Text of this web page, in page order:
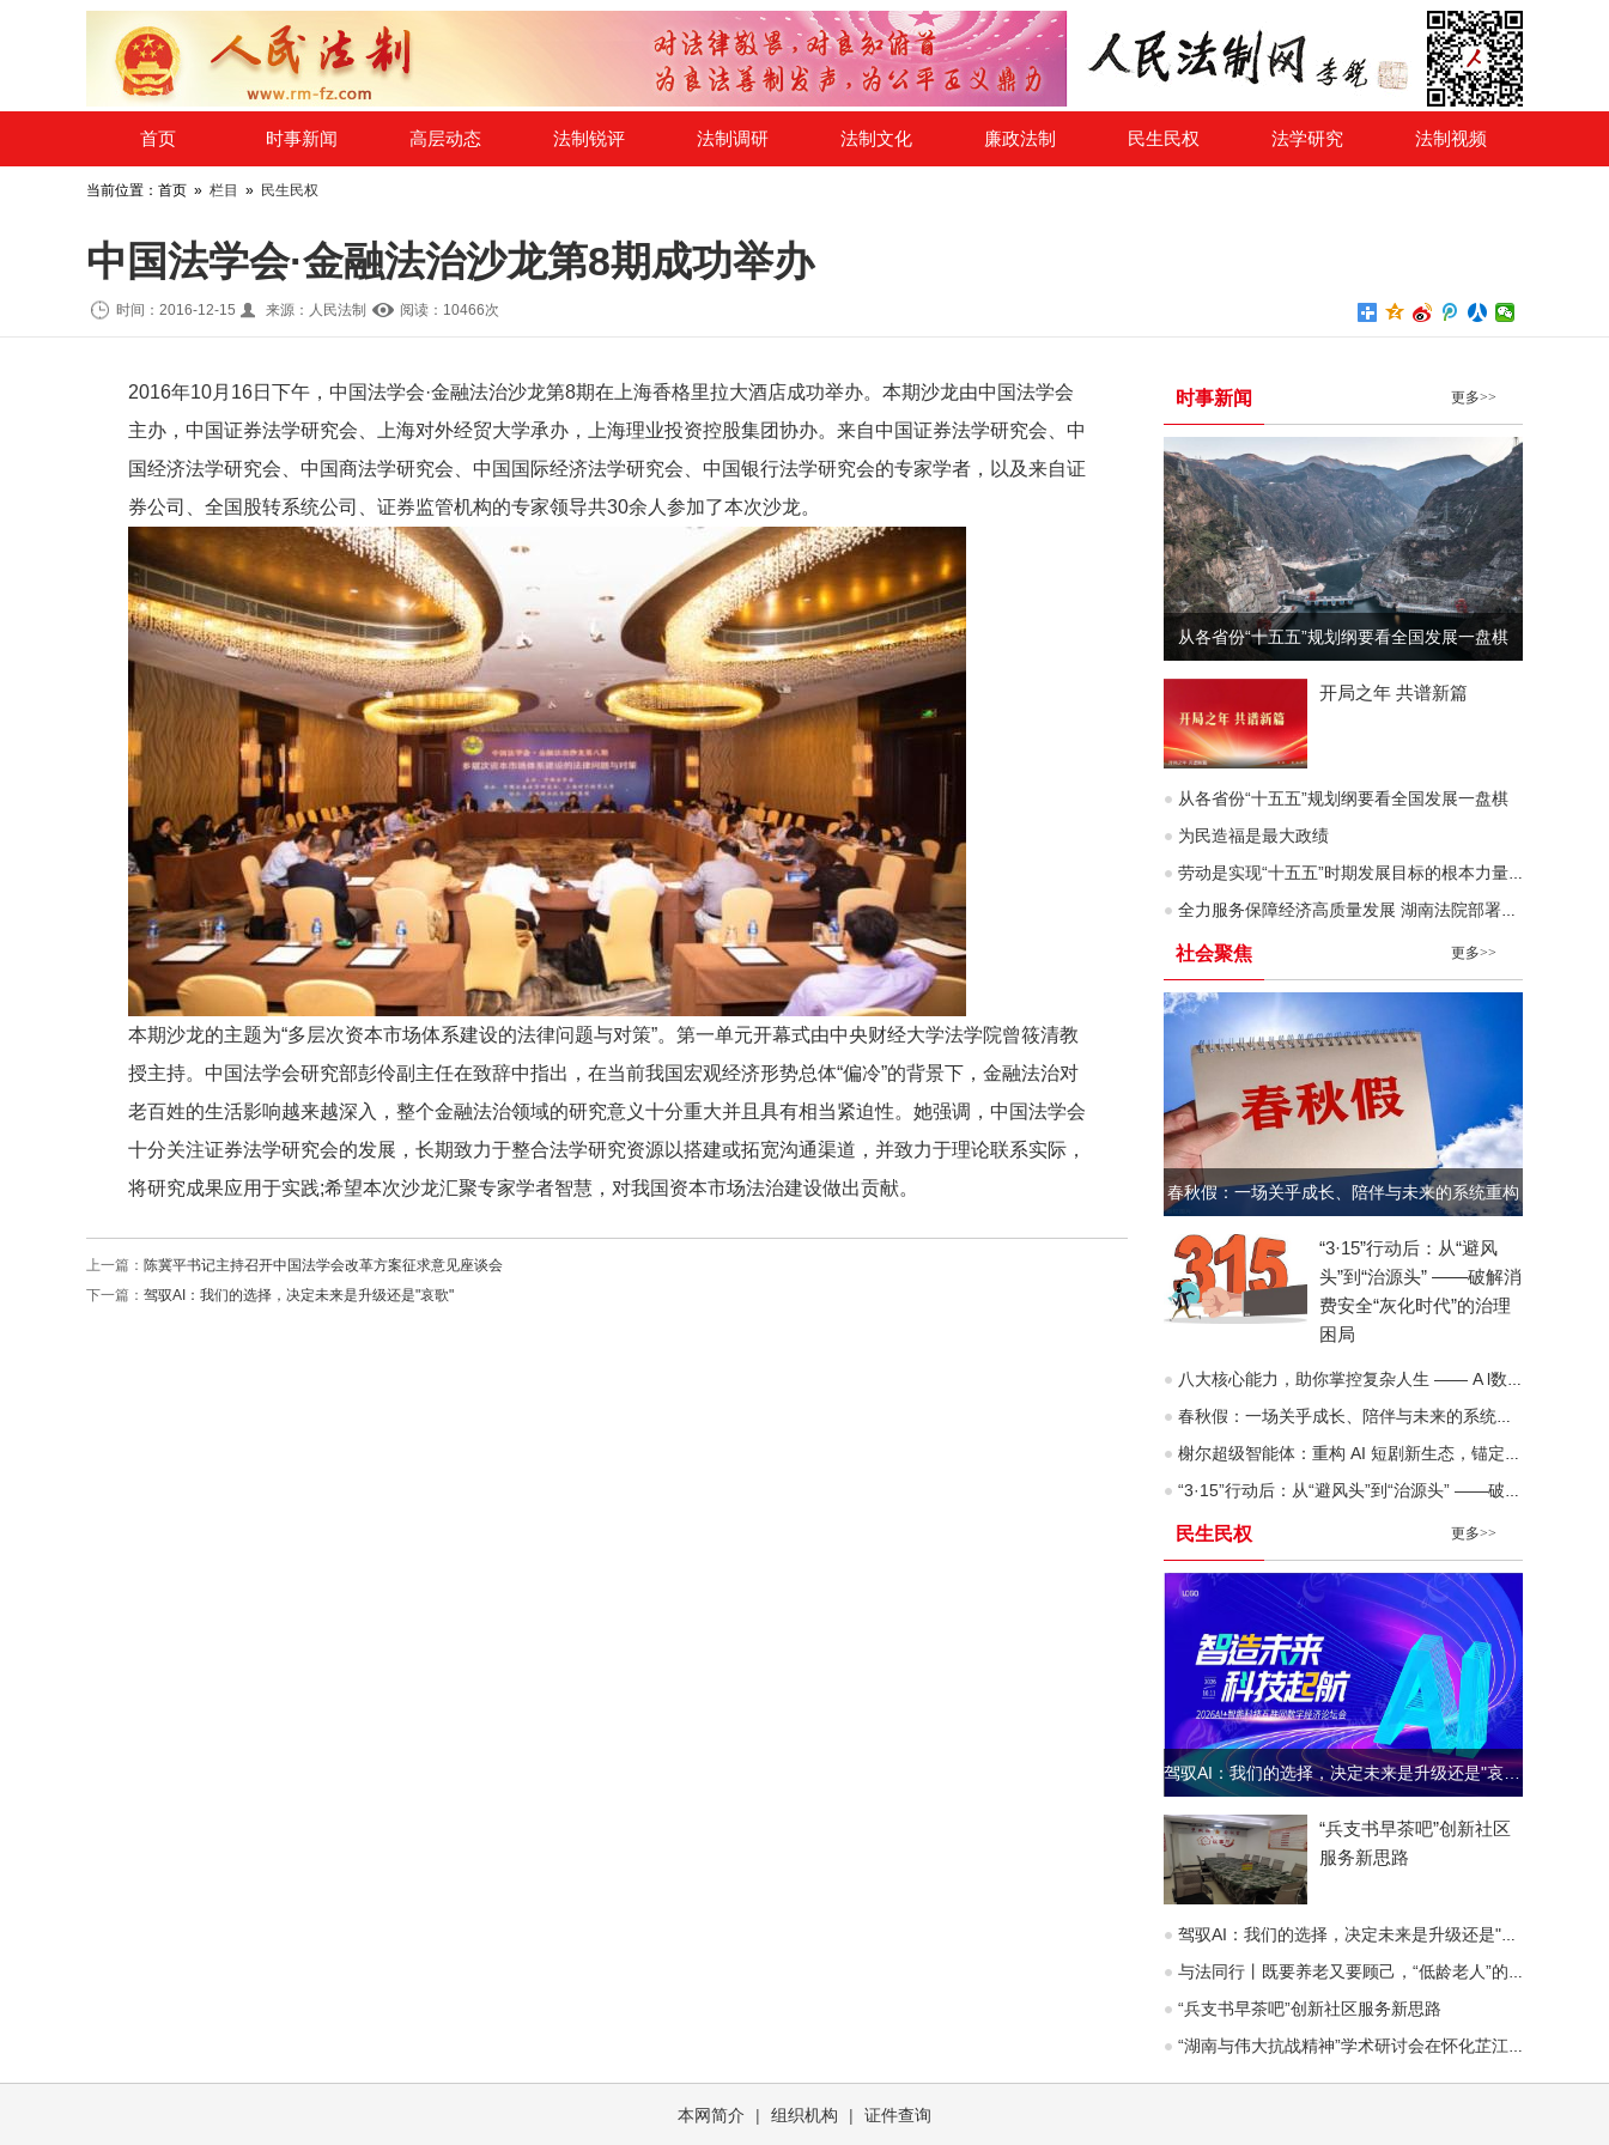
​首页 时事新闻 高层动态 法制锐评 法制调研 法制文化 廉政法制 民生民权 法学研究 法制视频
当前位置：首页 » 栏目 » 民生民权
中国法学会·金融法治沙龙第8期成功举办
时间：2016-12-15 来源：人民法制 阅读：10466次
2016年10月16日下午，中国法学会·金融法治沙龙第8期在上海香格里拉大酒店成功举办。本期沙龙由中国法学会
主办，中国证券法学研究会、上海对外经贸大学承办，上海理业投资控股集团协办。来自中国证券法学研究会、中
国经济法学研究会、中国商法学研究会、中国国际经济法学研究会、中国银行法学研究会的专家学者，以及来自证
券公司、全国股转系统公司、证券监管机构的专家领导共30余人参加了本次沙龙。
本期沙龙的主题为“多层次资本市场体系建设的法律问题与对策”。第一单元开幕式由中央财经大学法学院曾筱清教
授主持。中国法学会研究部彭伶副主任在致辞中指出，在当前我国宏观经济形势总体“偏冷”的背景下，金融法治对
老百姓的生活影响越来越深入，整个金融法治领域的研究意义十分重大并且具有相当紧迫性。她强调，中国法学会
十分关注证券法学研究会的发展，长期致力于整合法学研究资源以搭建或拓宽沟通渠道，并致力于理论联系实际，
将研究成果应用于实践;希望本次沙龙汇聚专家学者智慧，对我国资本市场法治建设做出贡献。
上一篇： 陈冀平书记主持召开中国法学会改革方案征求意见座谈会
下一篇： 驾驭AI：我们的选择，决定未来是升级还是"哀歌"
时事新闻 更多>>
从各省份“十五五”规划纲要看全国发展一盘棋
开局之年 共谱新篇
从各省份“十五五”规划纲要看全国发展一盘棋
为民造福是最大政绩
劳动是实现“十五五”时期发展目标的根本力量（深入学习贯彻习近平新时代中国特色社会主义思想）
全力服务保障经济高质量发展 湖南法院部署企业服务年行动
社会聚焦 更多>>
春秋假：一场关乎成长、陪伴与未来的系统重构
“3·15”行动后：从“避风
头”到“治源头” ——破解消
费安全“灰化时代”的治理
困局
八大核心能力，助你掌控复杂人生 —— A l数字化时代“人生八力”模型深度拆解
春秋假：一场关乎成长、陪伴与未来的系统重构
榭尔超级智能体：重构 AI 短剧新生态，锚定去中心化价值互联网未来
“3·15”行动后：从“避风头”到“治源头” ——破解消费安全“灰化时代”的治理困局
民生民权 更多>>
驾驭AI：我们的选择，决定未来是升级还是"哀歌"
“兵支书早茶吧”创新社区
服务新思路
驾驭AI：我们的选择，决定未来是升级还是"哀歌"
与法同行丨既要养老又要顾己，“低龄老人”的赡养义务能变通吗？
“兵支书早茶吧”创新社区服务新思路
“湖南与伟大抗战精神”学术研讨会在怀化芷江召开
本网简介 | 组织机构 | 证件查询